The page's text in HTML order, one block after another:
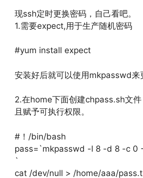
现ssh定时更换密码，自己看吧。
1.需要expect,用于生产随机密码
#yum install expect
安装好后就可以使用mkpasswd来
2.在home下面创建chpass.sh文
且赋予可执行权限。
#！/bin/bash
pass=`mkpasswd -l 8 -d 8 -c 0
`
cat /dev/null > /home/aaa/